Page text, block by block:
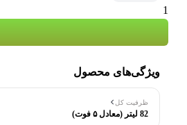
ویژگی‌های محصول
ظرفیت کل
82 لیتر (معادل ۵ فوت)